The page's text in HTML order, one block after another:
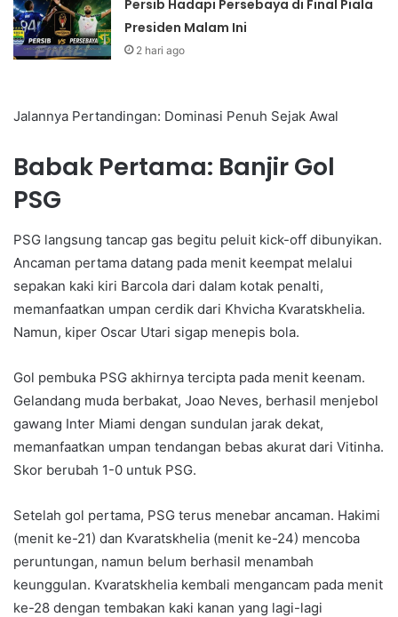
Persib Hadapi Persebaya di Final Piala
Presiden Malam Ini
2 hari ago
Jalannya Pertandingan: Dominasi Penuh Sejak Awal
Babak Pertama: Banjir Gol
PSG
PSG langsung tancap gas begitu peluit kick-off dibunyikan.
Ancaman pertama datang pada menit keempat melalui
sepakan kaki kiri Barcola dari dalam kotak penalti,
memanfaatkan umpan cerdik dari Khvicha Kvaratskhelia.
Namun, kiper Oscar Utari sigap menepis bola.
Gol pembuka PSG akhirnya tercipta pada menit keenam.
Gelandang muda berbakat, Joao Neves, berhasil menjebol
gawang Inter Miami dengan sundulan jarak dekat,
memanfaatkan umpan tendangan bebas akurat dari Vitinha.
Skor berubah 1-0 untuk PSG.
Setelah gol pertama, PSG terus menebar ancaman. Hakimi
(menit ke-21) dan Kvaratskhelia (menit ke-24) mencoba
peruntungan, namun belum berhasil menambah
keunggulan. Kvaratskhelia kembali mengancam pada menit
ke-28 dengan tembakan kaki kanan yang lagi-lagi